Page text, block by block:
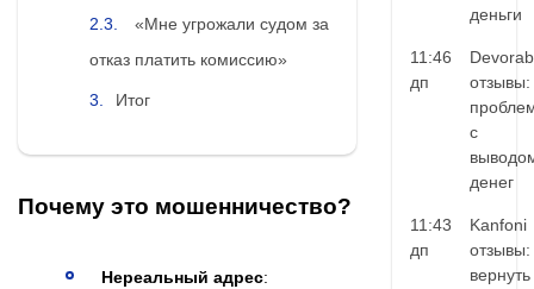
«Мне угрожали судом за
отказ платить комиссию»
Итог
Почему это мошенничество?
Нереальный адрес:
деньги
11:46
дп
отзывы:
с
денег
11:43
дп
Kanfoni
отзывы:
вернуть